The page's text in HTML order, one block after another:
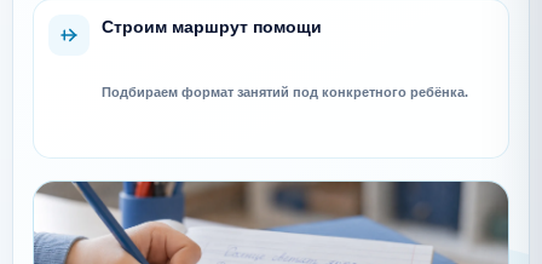
Строим маршрут помощи
Подбираем формат занятий под конкретного ребёнка.